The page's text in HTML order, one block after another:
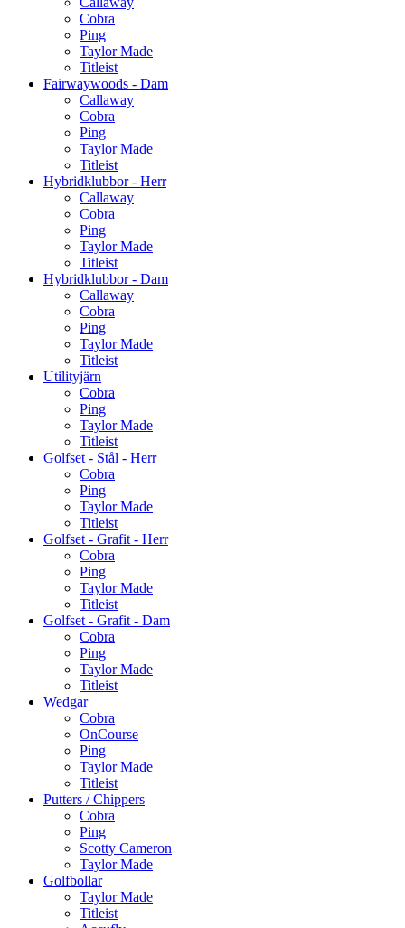
Cobra
Ping
Taylor Made
Titleist
Fairwaywoods - Dam
Callaway
Cobra
Ping
Taylor Made
Titleist
Hybridklubbor - Herr
Callaway
Cobra
Ping
Taylor Made
Titleist
Hybridklubbor - Dam
Callaway
Cobra
Ping
Taylor Made
Titleist
Utilityjärn
Cobra
Ping
Taylor Made
Titleist
Golfset - Stål - Herr
Cobra
Ping
Taylor Made
Titleist
Golfset - Grafit - Herr
Cobra
Ping
Taylor Made
Titleist
Golfset - Grafit - Dam
Cobra
Ping
Taylor Made
Titleist
Wedgar
Cobra
OnCourse
Ping
Taylor Made
Titleist
Putters / Chippers
Cobra
Ping
Scotty Cameron
Taylor Made
Golfbollar
Taylor Made
Titleist